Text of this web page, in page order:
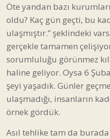
Öte yandan bazı
oldu? Kaç gün geçti, bu
ulaşmıştır.” şeklindeki
gerçekle tamamen
sorumluluğu görünmez
haline geliyor. Oysa 6
şeyi yaşadık. Günler
ulaşmadığı, insanların
örnek gördük.
Asıl tehlike tam da burada